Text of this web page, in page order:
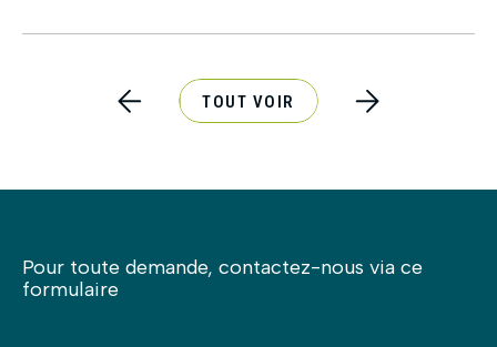
TOUT VOIR
Pour toute demande, contactez-nous via ce
formulaire